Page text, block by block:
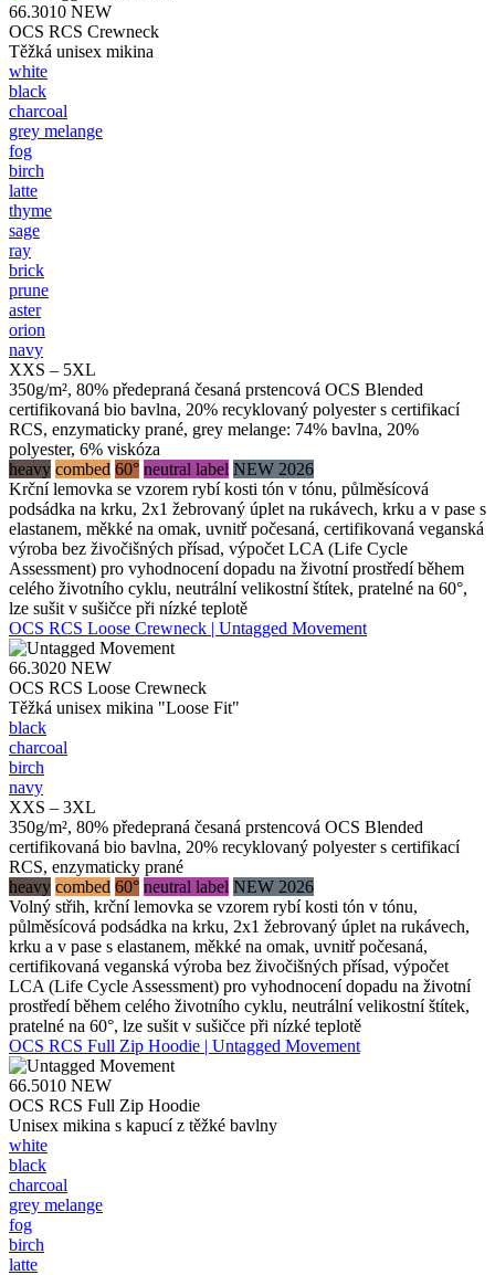
66.3010 NEW
OCS RCS Crewneck
Těžká unisex mikina
white
black
charcoal
grey melange
fog
birch
latte
thyme
sage
ray
brick
prune
aster
orion
navy
XXS – 5XL
350g/m², 80% předepraná česaná prstencová OCS Blended
certifikovaná bio bavlna, 20% recyklovaný polyester s certifikací
RCS, enzymaticky prané, grey melange: 74% bavlna, 20%
polyester, 6% viskóza
heavy combed 60° neutral label NEW 2026
Krční lemovka se vzorem rybí kosti tón v tónu, půlměsícová
podsádka na krku, 2x1 žebrovaný úplet na rukávech, krku a v pase s
elastanem, měkké na omak, uvnitř počesaná, certifikovaná veganská
výroba bez živočišných přísad, výpočet LCA (Life Cycle
Assessment) pro vyhodnocení dopadu na životní prostředí během
celého životního cyklu, neutrální velikostní štítek, pratelné na 60°,
lze sušit v sušičce při nízké teplotě
OCS RCS Loose Crewneck | Untagged Movement
66.3020 NEW
OCS RCS Loose Crewneck
Těžká unisex mikina "Loose Fit"
black
charcoal
birch
navy
XXS – 3XL
350g/m², 80% předepraná česaná prstencová OCS Blended
certifikovaná bio bavlna, 20% recyklovaný polyester s certifikací
RCS, enzymaticky prané
heavy combed 60° neutral label NEW 2026
Volný střih, krční lemovka se vzorem rybí kosti tón v tónu,
půlměsícová podsádka na krku, 2x1 žebrovaný úplet na rukávech,
krku a v pase s elastanem, měkké na omak, uvnitř počesaná,
certifikovaná veganská výroba bez živočišných přísad, výpočet
LCA (Life Cycle Assessment) pro vyhodnocení dopadu na životní
prostředí během celého životního cyklu, neutrální velikostní štítek,
pratelné na 60°, lze sušit v sušičce při nízké teplotě
OCS RCS Full Zip Hoodie | Untagged Movement
66.5010 NEW
OCS RCS Full Zip Hoodie
Unisex mikina s kapucí z těžké bavlny
white
black
charcoal
grey melange
fog
birch
latte